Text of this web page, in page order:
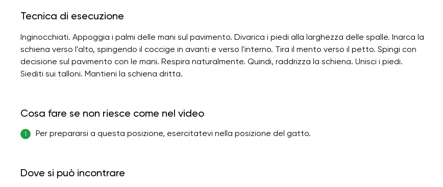
Tecnica di esecuzione
Inginocchiati. Appoggia i palmi delle mani sul pavimento. Divarica i piedi alla larghezza delle spalle. Inarca la
schiena verso l'alto, spingendo il coccige in avanti e verso l'interno. Tira il mento verso il petto. Spingi con
decisione sul pavimento con le mani. Respira naturalmente. Quindi, raddrizza la schiena. Unisci i piedi.
Siediti sui talloni. Mantieni la schiena dritta.
Cosa fare se non riesce come nel video
1 Per prepararsi a questa posizione, esercitatevi nella posizione del gatto.
Dove si può incontrare